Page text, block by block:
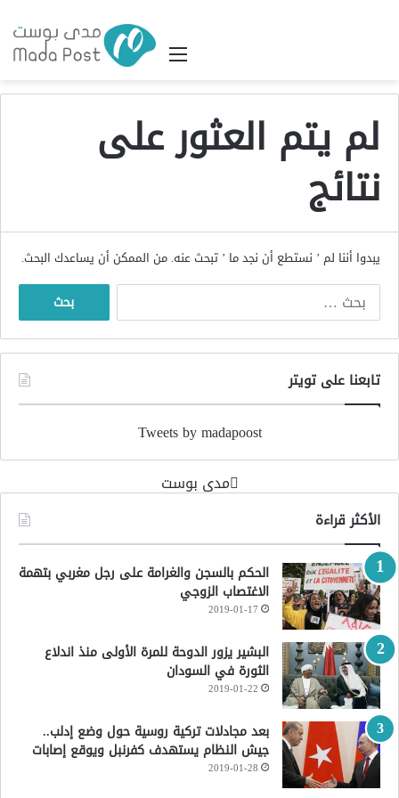
القائمة
لم يتم العثور على
نتائج
يبدوا أننا لم ’ نستطع أن نجد ما ’ تبحث عنه. من الممكن أن يساعدك البحث.
البحث
تابعنا على تويتر
Tweets by madapoost
‏مدى بوست‏
الأكثر قراءة
الحكم بالسجن والغرامة على رجل مغربي بتهمة
الاغتصاب الزوجي
2019-01-17
البشير يزور الدوحة للمرة الأولى منذ اندلاع
الثورة في السودان
2019-01-22
بعد مجادلات تركية روسية حول وضع إدلب..
جيش النظام يستهدف كفرنبل ويوقع إصابات
2019-01-28